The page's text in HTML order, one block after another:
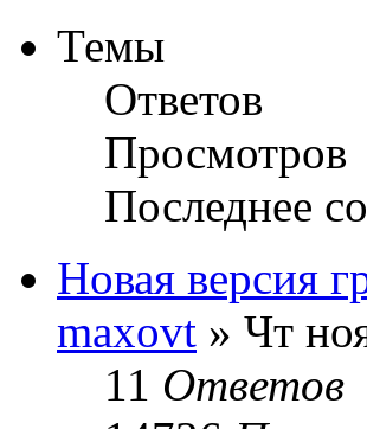
Темы
Ответов
Просмотров
Последнее
Новая версия
maxovt » Чт
11 Ответов